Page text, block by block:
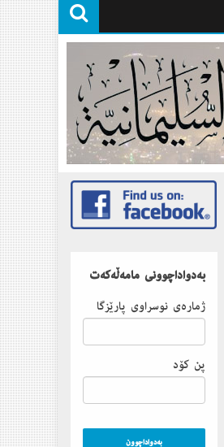
بەدواداچوونى مامەڵەكەت
ژمارەى نوسراوى پارێزگا
پن كۆد